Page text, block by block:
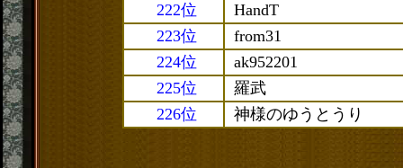
222位
HandT
223位
from31
224位
ak952201
225位
羅武
226位
神様のゆうとうり